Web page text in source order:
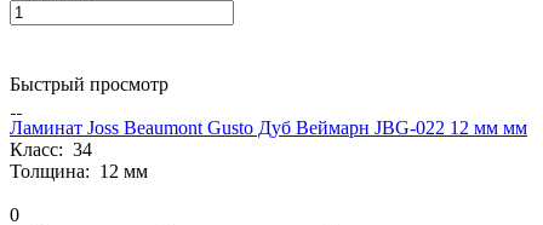
Быстрый просмотр
Ламинат Joss Beaumont Gusto Дуб Веймарн JBG-022 12 мм мм
Класс: 34
Толщина: 12 мм
0